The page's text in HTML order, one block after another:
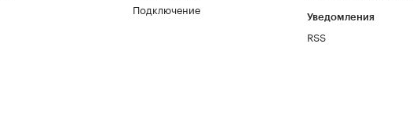
Подключение
Уведомления
RSS